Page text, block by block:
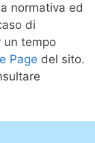
normativa ed
di
un tempo
Page del sito.